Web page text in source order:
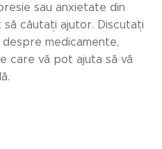
sau anxietate din
căutați ajutor. Discutați
medicamente,
care vă pot ajuta să vă